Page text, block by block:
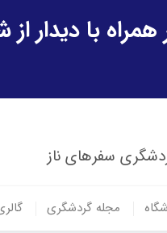
سفرهای ناز
مجله گردشگری